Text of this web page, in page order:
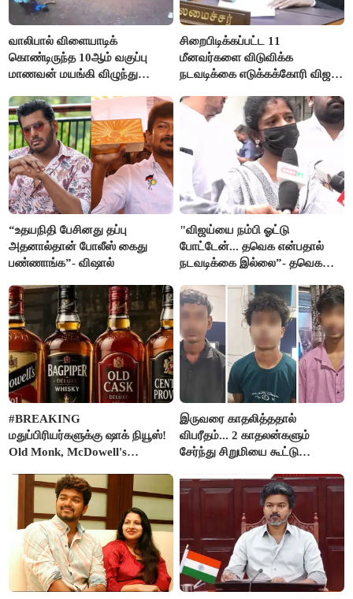
வாலிபால் விளையாடிக்
கொண்டிருந்த 10ஆம் வகுப்பு
மாணவன் மயங்கி விழுந்து
சிறைபிடிக்கப்பட்ட 11
மீனவர்களை விடுவிக்க
நடவடிக்கை எடுக்கக்கோரி விஜய்
“உதயநிதி பேசினது தப்பு
அதனால்தான் போலீஸ் கைது
பண்ணாங்க”- விஷால்
"விஜய்யை நம்பி ஓட்டு
போட்டேன்... தவெக என்பதால்
நடவடிக்கை இல்லை”- தவெக
கதறல்
#BREAKING
மதுப்பிரியர்களுக்கு ஷாக் நியூஸ்!
Old Monk, McDowell's
FSSAI தடை
இருவரை காதலித்ததால்
விபரீதம்... 2 காதலன்களும்
சேர்ந்து சிறுமியை கூட்டு
செய்த கொடூரம்